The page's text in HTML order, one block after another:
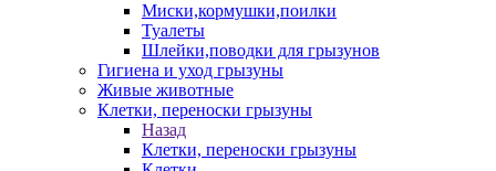
Миски,кормушки,поилки
Туалеты
Шлейки,поводки для грызунов
Гигиена и уход грызуны
Живые животные
Клетки, переноски грызуны
Назад
Клетки, переноски грызуны